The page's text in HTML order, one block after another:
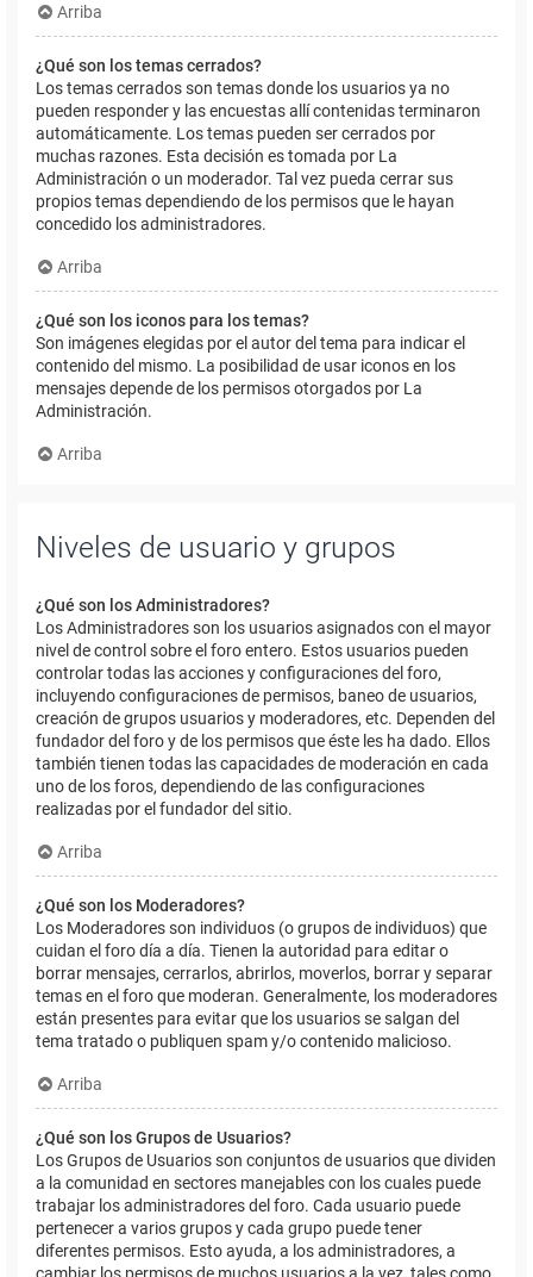
Arriba
¿Qué son los temas cerrados?
Los temas cerrados son temas donde los usuarios ya no
pueden responder y las encuestas allí contenidas terminaron
automáticamente. Los temas pueden ser cerrados por
muchas razones. Esta decisión es tomada por La
Administración o un moderador. Tal vez pueda cerrar sus
propios temas dependiendo de los permisos que le hayan
concedido los administradores.
Arriba
¿Qué son los iconos para los temas?
Son imágenes elegidas por el autor del tema para indicar el
contenido del mismo. La posibilidad de usar iconos en los
mensajes depende de los permisos otorgados por La
Administración.
Arriba
Niveles de usuario y grupos
¿Qué son los Administradores?
Los Administradores son los usuarios asignados con el mayor
nivel de control sobre el foro entero. Estos usuarios pueden
controlar todas las acciones y configuraciones del foro,
incluyendo configuraciones de permisos, baneo de usuarios,
creación de grupos usuarios y moderadores, etc. Dependen del
fundador del foro y de los permisos que éste les ha dado. Ellos
también tienen todas las capacidades de moderación en cada
uno de los foros, dependiendo de las configuraciones
realizadas por el fundador del sitio.
Arriba
¿Qué son los Moderadores?
Los Moderadores son individuos (o grupos de individuos) que
cuidan el foro día a día. Tienen la autoridad para editar o
borrar mensajes, cerrarlos, abrirlos, moverlos, borrar y separar
temas en el foro que moderan. Generalmente, los moderadores
están presentes para evitar que los usuarios se salgan del
tema tratado o publiquen spam y/o contenido malicioso.
Arriba
¿Qué son los Grupos de Usuarios?
Los Grupos de Usuarios son conjuntos de usuarios que dividen
a la comunidad en sectores manejables con los cuales puede
trabajar los administradores del foro. Cada usuario puede
pertenecer a varios grupos y cada grupo puede tener
diferentes permisos. Esto ayuda, a los administradores, a
cambiar los permisos de muchos usuarios a la vez, tales como